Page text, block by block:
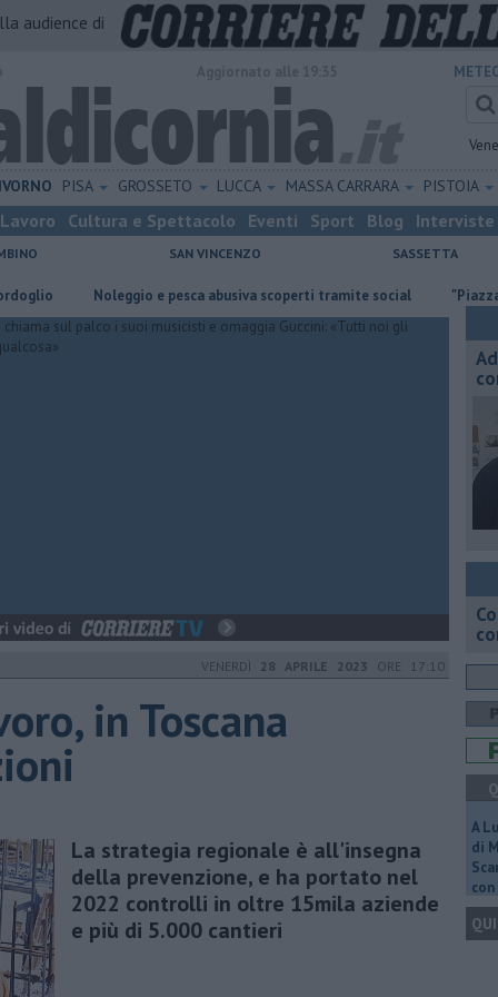
audience di
PISA GROSSETO LUCCA MASSA CARRARA PISTOIA
Lavoro Cultura e Spettacolo Eventi Sport Blog Interviste
SAN VINCENZO SASSETTA
Noleggio e pesca abusiva scoperti tramite social "Piazza
VENERDÌ 28 APRILE 2023 ORE 17:10
in Toscana
La strategia regionale è all'insegna
della prevenzione, e ha portato nel
2022 controlli in oltre 15mila aziende
e più di 5.000 cantieri
A
di
QUI